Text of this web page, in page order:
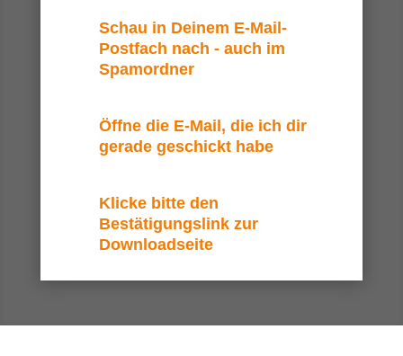
Schau in Deinem E-Mail-
Postfach nach - auch im
Spamordner
Öffne die E-Mail, die ich dir
gerade geschickt habe
Klicke bitte den
Bestätigungslink zur
Downloadseite